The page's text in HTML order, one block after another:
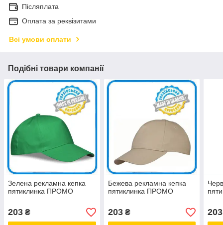
Післяплата
Оплата за реквізитами
Всі умови оплати
Подібні товари компанії
Зелена рекламна кепка
пятиклинка ПРОМО
203 ₴
Бежева рекламна кепка
пятиклинка ПРОМО
203₴ 203